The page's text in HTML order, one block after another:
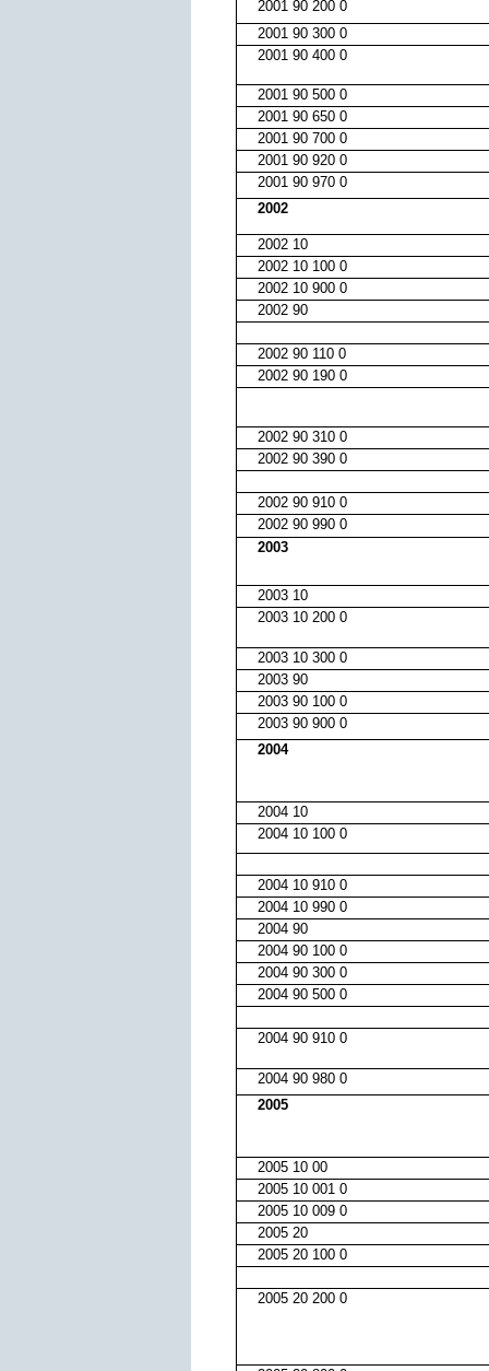
2001 90 200 0
2001 90 300 0
2001 90 400 0
2001 90 500 0
2001 90 650 0
2001 90 700 0
2001 90 920 0
2001 90 970 0
2002
2002 10
2002 10 100 0
2002 10 900 0
2002 90
2002 90 110 0
2002 90 190 0
2002 90 310 0
2002 90 390 0
2002 90 910 0
2002 90 990 0
2003
2003 10
2003 10 200 0
2003 10 300 0
2003 90
2003 90 100 0
2003 90 900 0
2004
2004 10
2004 10 100 0
2004 10 910 0
2004 10 990 0
2004 90
2004 90 100 0
2004 90 300 0
2004 90 500 0
2004 90 910 0
2004 90 980 0
2005
2005 10 00
2005 10 001 0
2005 10 009 0
2005 20
2005 20 100 0
2005 20 200 0